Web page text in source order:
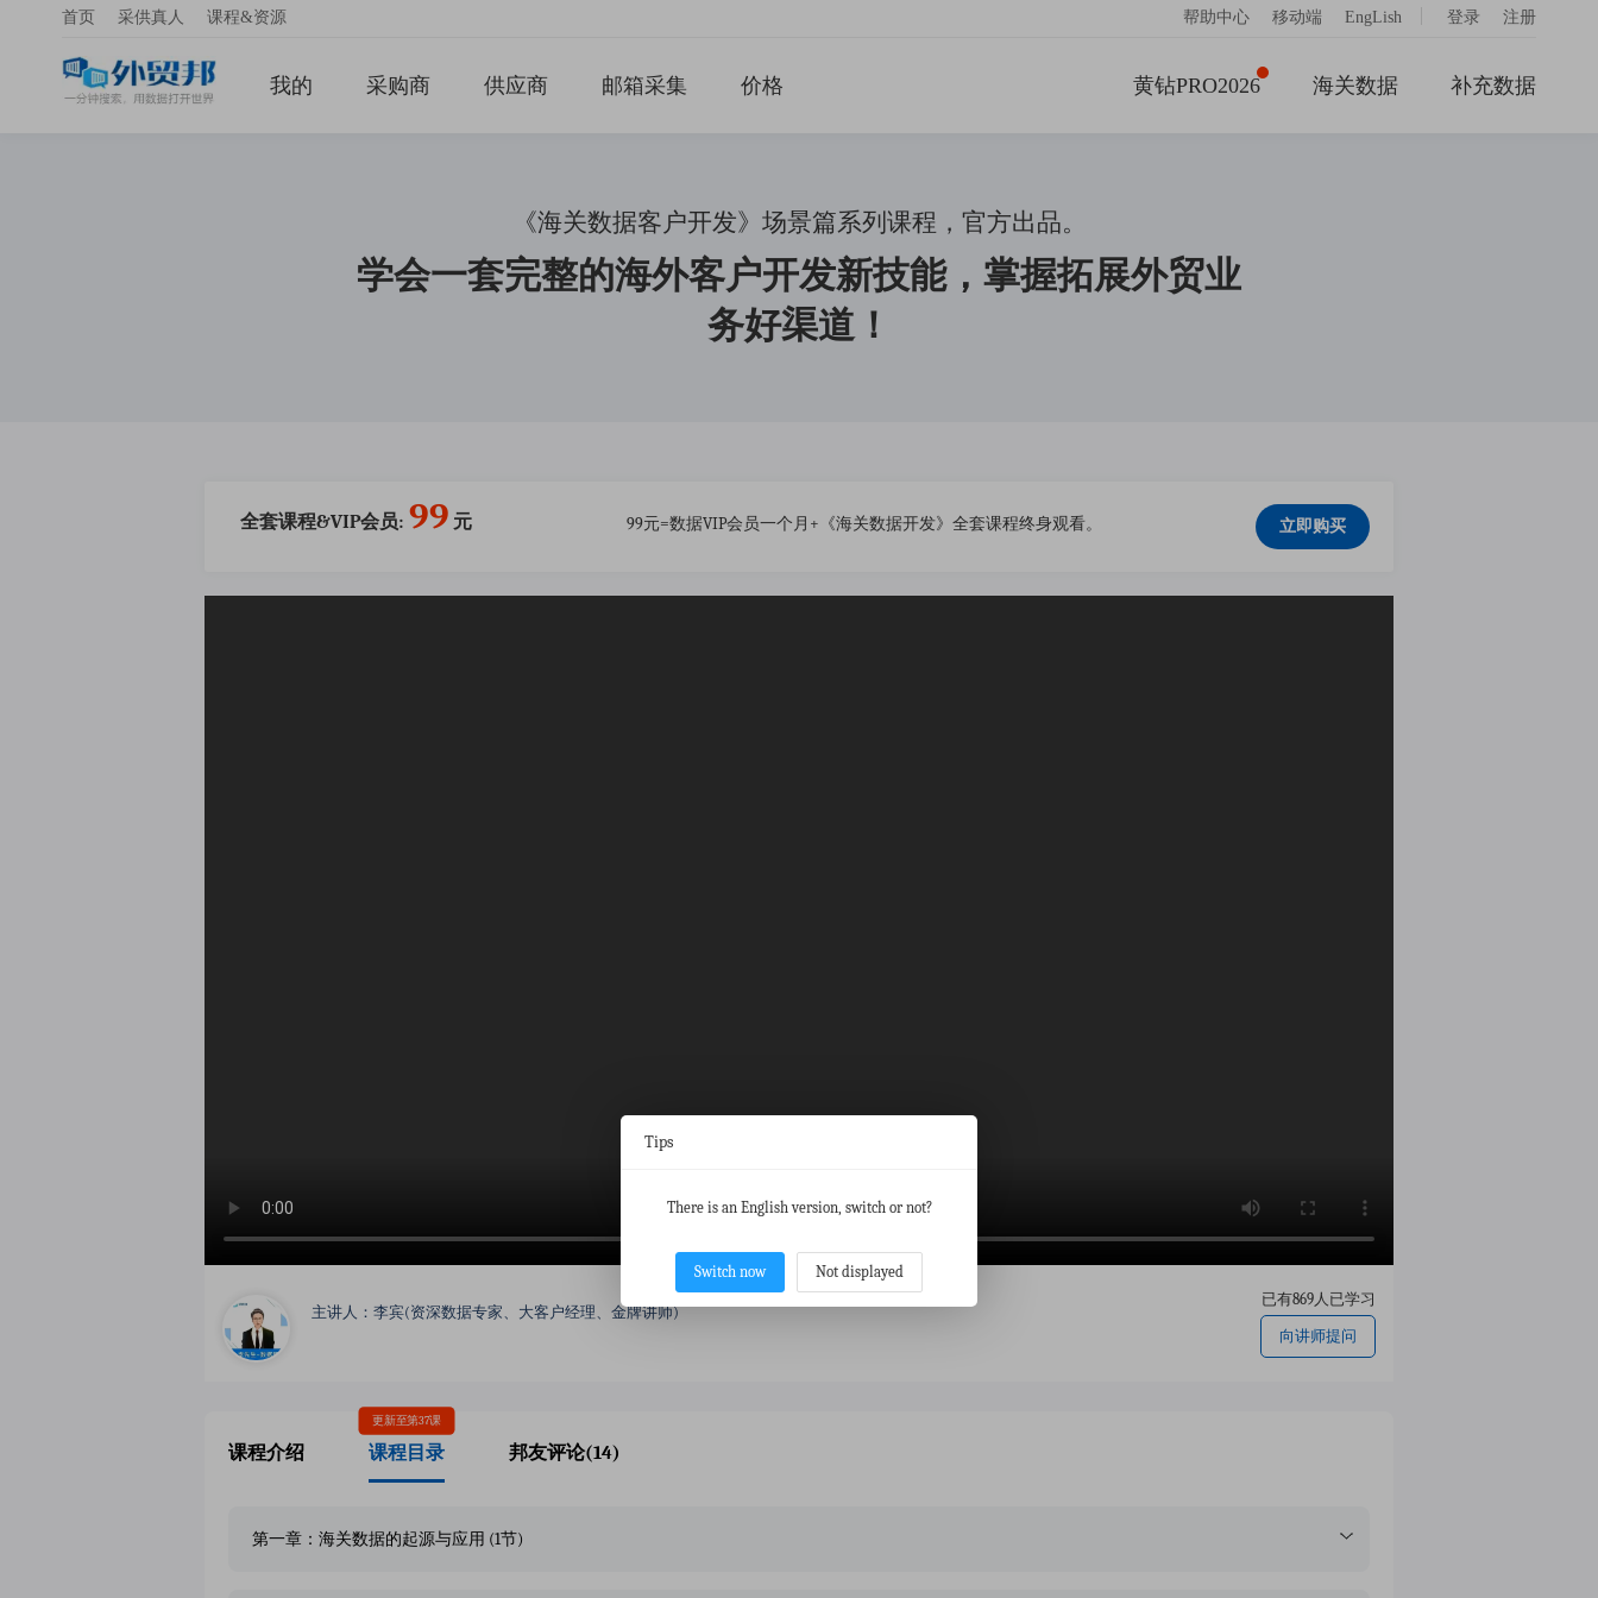
首页 采供真人 课程&资源 帮助中心 移动端 EngLish 登录 注册
我的 采购商 供应商 邮箱采集 价格 黄钻PRO2026 海关数据 补充数据
《海关数据客户开发》场景篇系列课程，官方出品。
学会一套完整的海外客户开发新技能，掌握拓展外贸业
务好渠道！
全套课程&VIP会员: 99 元 99元=数据VIP会员一个月+《海关数据开发》全套课程终身观看。 立即购买
主讲人：李宾(资深数据专家、大客户经理、金牌讲师)
已有869人已学习
向讲师提问
课程介绍 课程目录
更新至第37课
邦友评论(14)
第一章：海关数据的起源与应用 (1节)
Tips
There is an English version, switch or not?
Switch now Not displayed